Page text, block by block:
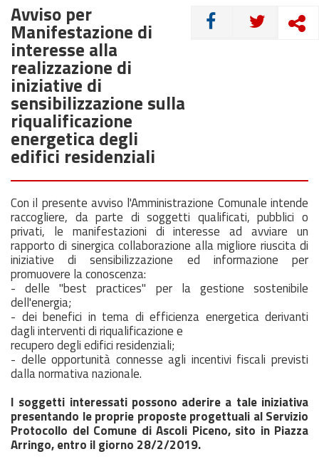
CONDIVIDI
Avviso per
Manifestazione di
interesse alla
realizzazione di
iniziative di
sensibilizzazione sulla
riqualificazione
energetica degli
edifici residenziali
Con il presente avviso l'Amministrazione Comunale intende
raccogliere, da parte di soggetti qualificati, pubblici o
privati, le manifestazioni di interesse ad avviare un
rapporto di sinergica collaborazione alla migliore riuscita di
iniziative di sensibilizzazione ed informazione per
promuovere la conoscenza:
- delle "best practices" per la gestione sostenibile
dell'energia;
- dei benefici in tema di efficienza energetica derivanti
dagli interventi di riqualificazione e
recupero degli edifici residenziali;
- delle opportunità connesse agli incentivi fiscali previsti
dalla normativa nazionale.
I soggetti interessati possono aderire a tale iniziativa
presentando le proprie proposte progettuali al Servizio
Protocollo del Comune di Ascoli Piceno, sito in Piazza
Arringo, entro ilgiorno 28/2/2019.